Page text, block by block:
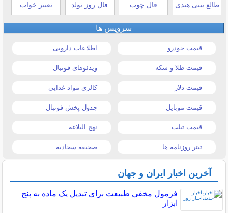
طالع بینی هندی فال چوب فال روز تولد تعبیر خواب
سرویس ها
قیمت خودرو اطلاعات دارویی
قیمت طلا و سکه ویدئوهای فوتبال
قیمت دلار کالری مواد غذایی
قیمت موبایل جدول پخش فوتبال
قیمت تبلت نهج البلاغه
تیتر روزنامه ها صحیفه سجادیه
آخرین اخبار ایران و جهان
فرمول مخفی طبیعت برای تبدیل یک ماده به پنج
ابزار